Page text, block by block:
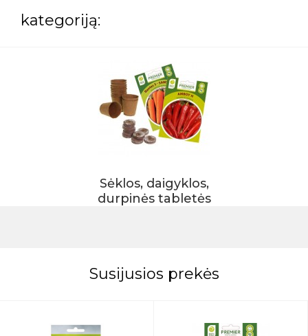
kategoriją:
Sėklos, daigyklos,
durpinės tabletės
Susijusios prekės